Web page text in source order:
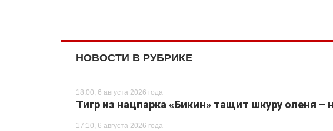
НОВОСТИ В РУБРИКЕ
18:00, 6 августа 2026 года
Тигр из нацпарка «Бикин» тащит шкуру оленя –
17:10, 6 августа 2026 года